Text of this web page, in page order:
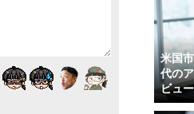
米国
代の
ビュ